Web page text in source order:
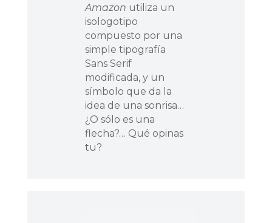
Amazon utiliza un
isologotipo
compuesto por una
simple tipografía
Sans Serif
modificada, y un
símbolo que da la
idea de una sonrisa…
¿O sólo es una
flecha?… Qué opinas
tu?